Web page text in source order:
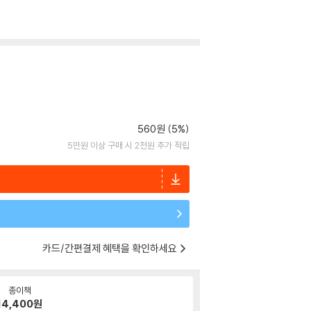
560원 (5%)
5만원 이상 구매 시 2천원 추가 적립
카드/간편결제 혜택을 확인하세요
종이책
원